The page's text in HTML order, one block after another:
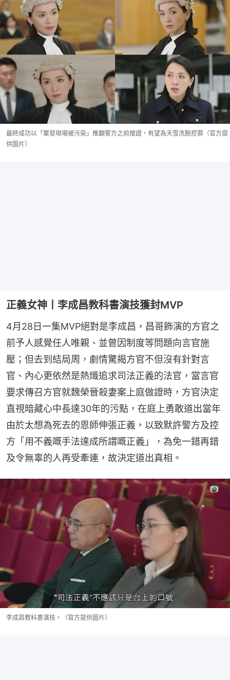
最終成功以「案發現場被污染」推翻警方之前搜證，有望為天雪洗脫控罪（官方提
供圖片）
正義女神丨李成昌教科書演技獲封MVP
4月28日一集MVP絕對是李成昌，昌哥飾演的方官之
前予人感覺任人唯親、並曾因制度等問題向言官施
壓；但去到結局周，劇情驚揭方官不但沒有針對言
官、內心更依然是熱熾追求司法正義的法官，當言官
要求傳召方官就魏榮晉殺妻案上庭做證時，方官決定
直視暗藏心中長達30年的污點，在庭上勇敢道出當年
由於太想為死去的恩師伸張正義，以致默許警方及控
方「用不義嘅手法達成所謂嘅正義」，為免一錯再錯
及令無辜的人再受牽連，故決定道出真相。
李成昌教科書演技。（官方提供圖片）